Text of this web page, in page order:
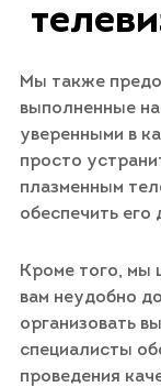
Мы также
выполненные
уверенными в
просто
плазменным
обеспечить
Кроме того, мы
вам неудобно
организовать
специалисты
проведения